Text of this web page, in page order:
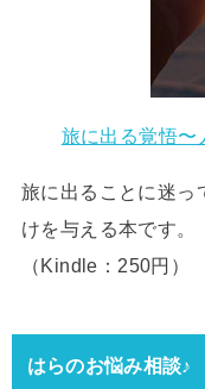
旅に出る覚悟〜
旅に出ることに迷っ
けを与える本です。
（Kindle：250円）
はらのお悩み相談♪